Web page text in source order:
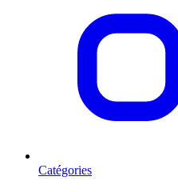
Catégories